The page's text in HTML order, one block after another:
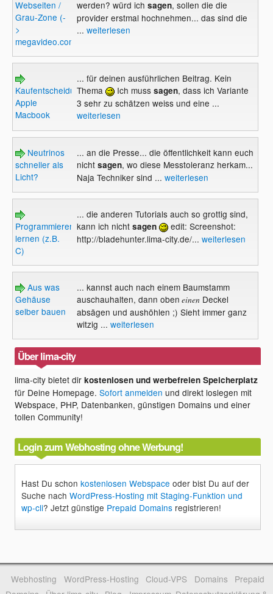
Webseiten /
Grau-Zone (-
>
megavideo.com)
werden? würd ich sagen, sollen die die
provider erstmal hochnehmen... das sind die
... weiterlesen
Kaufentscheidung
Apple
Macbook
... für deinen ausführlichen Beitrag. Kein
Thema
Ich musssagen, dass ich Variante
3 sehr zu schätzen weiss und eine ...
weiterlesen
Neutrinos
schneller als
Licht?
... an die Presse... die öffentlichkeit kann euch
nichtsagen, wo diese Messtoleranz herkam...
Naja Techniker sind ... weiterlesen
Programmieren
lernen (z.B.
C)
... die anderen Tutorials auch so grottig sind,
kann ich nichtsagen
edit: Screenshot:
http://bladehunter.lima-city.de/... weiterlesen
Aus was
Gehäuse
selber bauen
... kannst auch nach einem Baumstamm
auschauhalten, dann oben einenDeckel
absägen und aushöhlen ;) Sieht immer ganz
witzig ... weiterlesen
Über lima-city
lima-city bietet dirkostenlosen und werbefreien Speicherplatz
für Deine Homepage.Sofort anmelden und direkt loslegen mit
Webspace, PHP, Datenbanken, günstigen Domains und einer
tollen Community!
Login zum Webhosting ohne Werbung!
Hast Du schonkostenlosen Webspace oder bist Du auf der
Suche nachWordPress-Hosting mit Staging-Funktion und
wp-cli? Jetzt günstige Prepaid Domains registrieren!
Webhosting WordPress-Hosting Cloud-VPS Domains
Prepaid